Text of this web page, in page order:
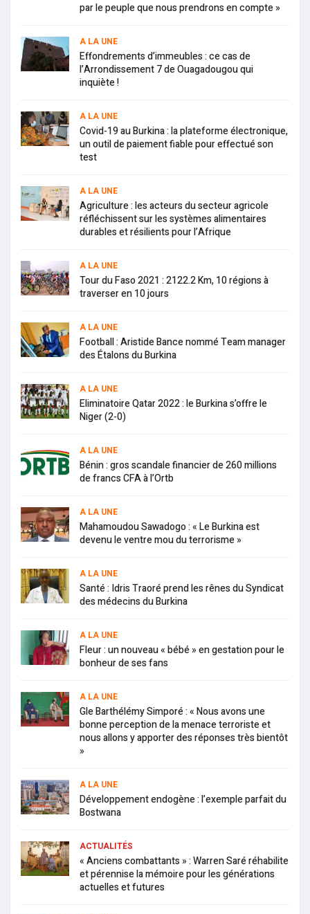
par le peuple que nous prendrons en compte »
A LA UNE
Effondrements d’immeubles : ce cas de
l’Arrondissement 7 de Ouagadougou qui
inquiète !
A LA UNE
Covid-19 au Burkina : la plateforme électronique,
un outil de paiement fiable pour effectué son
test
A LA UNE
Agriculture : les acteurs du secteur agricole
réfléchissent sur les systèmes alimentaires
durables et résilients pour l’Afrique
A LA UNE
Tour du Faso 2021 : 2122.2 Km, 10 régions à
traverser en 10 jours
A LA UNE
Football : Aristide Bance nommé Team manager
des Étalons du Burkina
A LA UNE
Eliminatoire Qatar 2022 : le Burkina s’offre le
Niger (2-0)
A LA UNE
Bénin : gros scandale financier de 260 millions
de francs CFA à l’Ortb
A LA UNE
Mahamoudou Sawadogo : « Le Burkina est
devenu le ventre mou du terrorisme »
A LA UNE
Santé : Idris Traoré prend les rênes du Syndicat
des médecins du Burkina
A LA UNE
Fleur : un nouveau « bébé » en gestation pour le
bonheur de ses fans
A LA UNE
Gle Barthélémy Simporé : « Nous avons une
bonne perception de la menace terroriste et
nous allons y apporter des réponses très bientôt
»
A LA UNE
Développement endogène : l’exemple parfait du
Bostwana
ACTUALITÉS
« Anciens combattants » : Warren Saré réhabilite
et pérennise la mémoire pour les générations
actuelles et futures